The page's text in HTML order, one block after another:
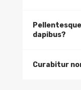
dapibus?
Curabitur